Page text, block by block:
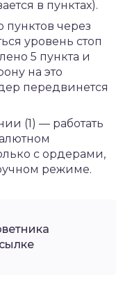
в пунктах).
пунктов через
уровень стоп
5 пункта и
на это
передвинется
(1) — работать
с ордерами,
режиме.